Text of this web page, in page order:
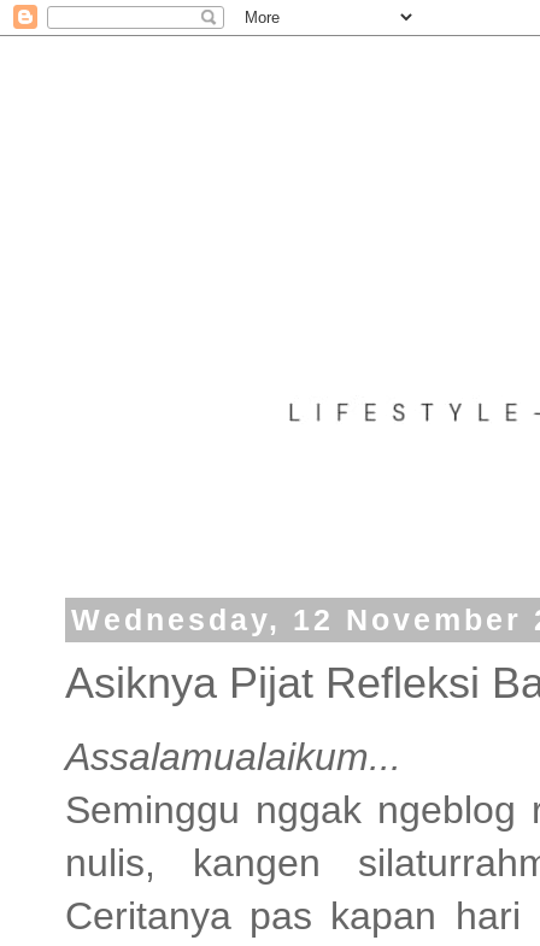
Wednesday, 12 November
Asiknya Pijat Refleksi
Assalamualaikum...
Seminggu nggak
nulis, kangen
Ceritanya pas kapan